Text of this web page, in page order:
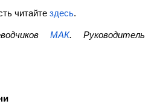
читайте здесь.
МАК. Руководитель